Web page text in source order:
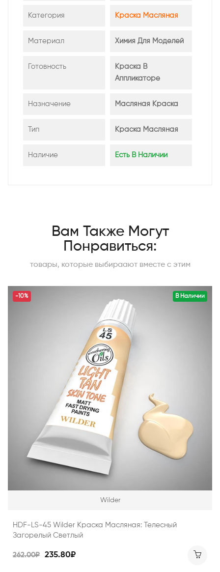
Категория Краска Масляная
Материал Химия Для Моделей
Готовность
Краска В
Аппликаторе
Назначение Масляная Краска
Тип Краска Масляная
Наличие Есть В Наличии
Вам Также Могут
Понравиться:
товары, которые выбираают вместе с этим
В Наличии
-10%
Wilder
HDF-LS-45 Wilder Краска Масляная: Телесный
Загорелый Светлый
262.00₽ 235.80₽